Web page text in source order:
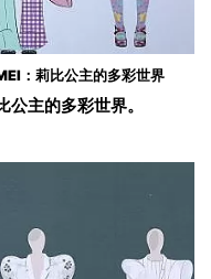
：莉比公主的多彩世界
主的多彩世界。